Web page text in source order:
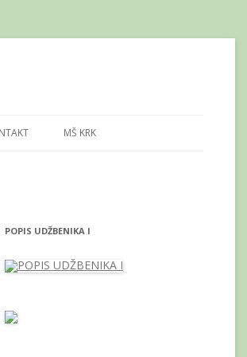
GOD.
MŠ KRK
POPIS UDŽBENIKA I